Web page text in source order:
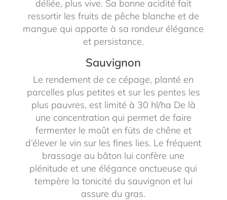
déliée, plus vive. Sa bonne acidité fait
ressortir les fruits de pêche blanche et de
mangue qui apporte à sa rondeur élégance
et persistance.
Sauvignon
Le rendement de ce cépage, planté en
parcelles plus petites et sur les pentes les
plus pauvres, est limité à 30 hl/ha De là
une concentration qui permet de faire
fermenter le moût en füts de chêne et
d’élever le vin sur les fines lies. Le fréquent
brassage au bâton lui confère une
plénitude et une élégance onctueuse qui
tempère la tonicité du sauvignon et lui
assure du gras.